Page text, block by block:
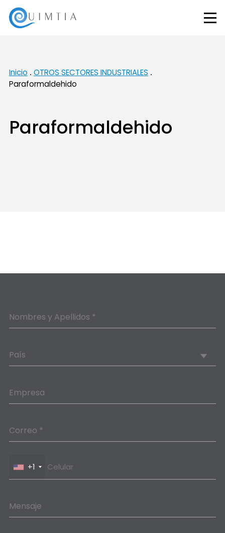
Inicio
OTROS SECTORES INDUSTRIALES
Paraformaldehido
Paraformaldehido
Nombres y Apellidos *
País
Empresa
Correo *
+1
Mensaje